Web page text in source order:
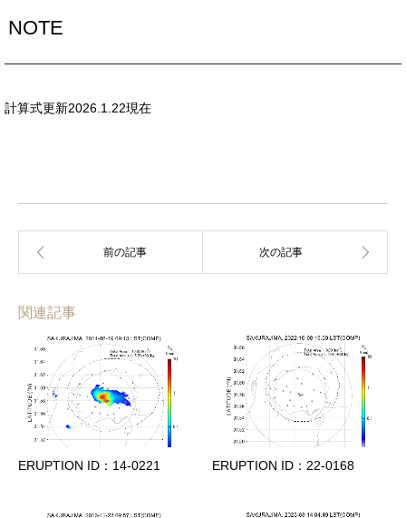
NOTE
計算式更新2026.1.22現在
関連記事
ERUPTION ID：14-0221 ERUPTION ID：22-0168